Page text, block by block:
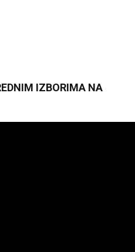
IZBORIMA NA